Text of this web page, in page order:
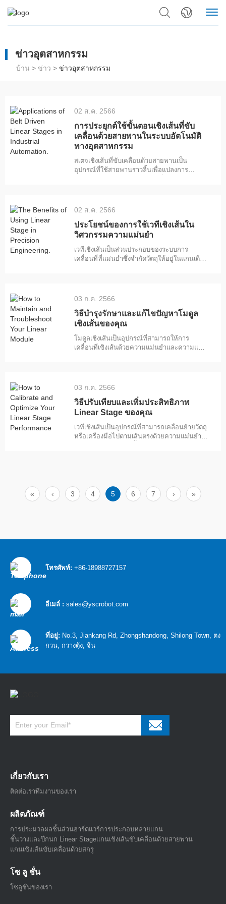
ข่าวอุตสาหกรรม
บ้าน > ข่าว > ข่าวอุตสาหกรรม
02 ส.ค. 2566
การประยุกต์ใช้ขั้นตอนเชิงเส้นที่ขับ
เคลื่อนด้วยสายพานในระบบอัตโนมัติ
ทางอุตสาหกรรม
สเตจเชิงเส้นที่ขับเคลื่อนด้วยสายพานเป็น
อุปกรณ์ที่ใช้สายพานราวลิ้นเพื่อแปลงการ
ความยืดหยุ่นและความสามารถในการปรับ
ความสามารถในการทําซ้ําที่จํากัด ความแข็งต่ํา
และความสามารถในการรับน้ําหนัก และอาจมี
ความยืดหยุ่น เข็มขัด d
02 ส.ค. 2566
ประโยชน์ของการใช้เวทีเชิงเส้นใน
วิศวกรรมความแม่นยํา
เวทีเชิงเส้นเป็นส่วนประกอบของระบบการ
เคลื่อนที่ที่แม่นยําซึ่งจํากัดวัตถุให้อยู่ในแกนเดียว
ตรงเมื่อเทียบกับฐาน ตําแหน่งของเวทีเชิงเส้นมัก
นําทาง มอเตอร์ไฟฟ้า หรือระบบไฮดรอลิก/นิวเม
ติก
03 ก.ค. 2566
วิธีบํารุงรักษาและแก้ไขปัญหาโมดูล
เชิงเส้นของคุณ
โมดูลเชิงเส้นเป็นอุปกรณ์ที่สามารถให้การ
เคลื่อนที่เชิงเส้นด้วยความแม่นยําและความแม่น
ในการใช้งาน เช่น ระบบอัตโนมัติ หุ่นยนต์ การ
ประสิทธิภาพสูงสุดและอายุการใช้งานที่ยาวนาน
ของโมดูลเชิงเส้นตรง ไม้
03 ก.ค. 2566
วิธีปรับเทียบและเพิ่มประสิทธิภาพ
Linear Stage ของคุณ
เวทีเชิงเส้นเป็นอุปกรณ์ที่สามารถเคลื่อนย้ายวัตถุ
หรือเครื่องมือไปตามเส้นตรงด้วยความแม่นยํา
และสม่ําเสมอ การสอบเทียบเป็นกระบวนการวัด
และปรับพารามิเตอร์ของขั้นตอนเชิงเส้น
« ‹ 3 4 5 6 7 › »
โทรศัพท์: +86-18988727157
อีเมล์ : sales@yscrobot.com
ที่อยู่: No.3, Jiankang Rd, Zhongshandong, Shilong Town, ตง
กวน, กวางตุ้ง, จีน
เกี่ยวกับเรา
ติดต่อเราทีมงานของเรา
ผลิตภัณฑ์
การประมวลผลชิ้นส่วนฮาร์ดแวร์การประกอบหลายแกน
ชั้นวางและปีกนก Linear Stageแกนเชิงเส้นขับเคลื่อนด้วยสายพาน
แกนเชิงเส้นขับเคลื่อนด้วยสกรู
โซ ลู ชั่น
โซลูชั่นของเรา